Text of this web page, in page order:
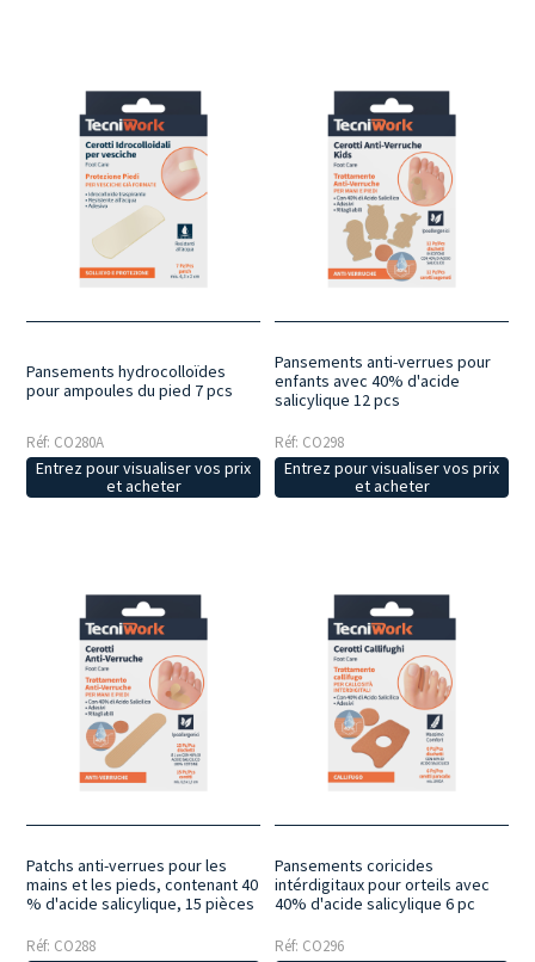
Pansements hydrocolloïdes
pour ampoules du pied 7 pcs
Réf: CO280A
Entrez pour visualiser vos prix
et acheter
Pansements anti-verrues pour
enfants avec 40% d'acide
salicylique 12 pcs
Réf: CO298
Entrez pour visualiser vos prix
et acheter
Patchs anti-verrues pour les
mains et les pieds, contenant 40
% d'acide salicylique, 15 pièces
Réf: CO288
Pansements coricides
intérdigitaux pour orteils avec
40% d'acide salicylique 6 pc
Réf: CO296